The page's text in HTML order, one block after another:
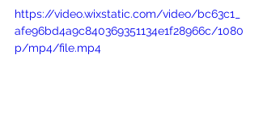
https://video.wixstatic.com/video/bc63c1_
afe96bd4a9c840369351134e1f28966c/1080
p/mp4/file.mp4